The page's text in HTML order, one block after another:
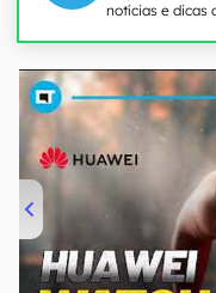
notícias e dicas